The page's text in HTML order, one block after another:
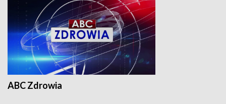
ABC Zdrowia